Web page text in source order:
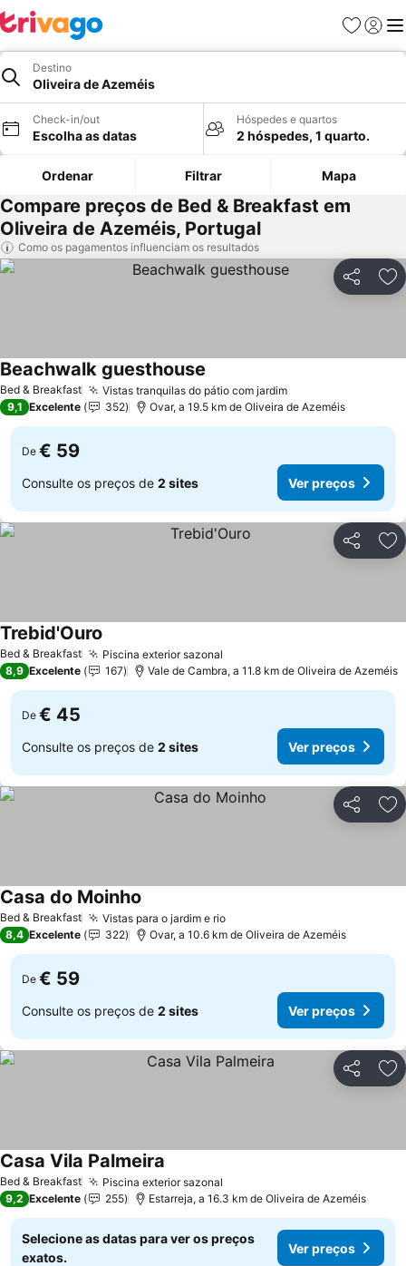
Favoritos
Iniciar
Destino
Oliveira de Azeméis
Check-in/out
Escolha as datas
Hóspedes e quartos
2 hóspedes, 1 quarto.
Ordenar Filtrar Mapa
Compare preços de Bed & Breakfast em
Oliveira de Azeméis, Portugal
Como os pagamentos influenciam os resultados
Partilhar
Bed & Breakfast Vistas tranquilas do pátio com jardim
Beachwalk guesthouse
9,1 Excelente 352 Ovar, a 19.5 km de Oliveira de Azeméis
De € 59
Consulte os preços de 2 sites Ver preços
Partilhar
Bed & Breakfast Piscina exterior sazonal
Trebid'Ouro
8,9 Excelente 167 Vale de Cambra, a 11.8 km de Oliveira de Azeméis
De € 45
Consulte os preços de 2 sites Ver preços
Partilhar
Bed & Breakfast Vistas para o jardim e rio
Casa do Moinho
8,4 Excelente 322 Ovar, a 10.6 km de Oliveira de Azeméis
De € 59
Consulte os preços de 2 sites Ver preços
Partilhar
Bed & Breakfast Piscina exterior sazonal
Casa Vila Palmeira
9,2 Excelente 255 Estarreja, a 16.3 km de Oliveira de Azeméis
Selecione as datas para ver os preços
exatos.
Ver preços